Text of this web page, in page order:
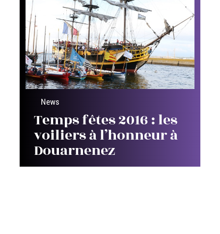
News
Temps fêtes 2016 : les
voiliers à l’honneur à
Douarnenez